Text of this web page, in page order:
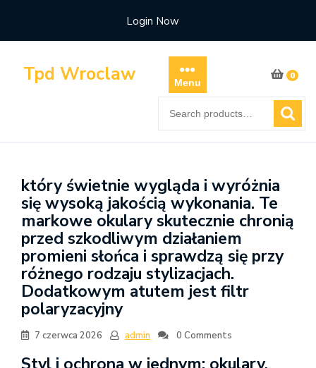
content
Login Now
Tpd Wroclaw Menu
0
for:
który świetnie wygląda i wyróżnia
się wysoką jakością wykonania. Te
markowe okulary skutecznie chronią
przed szkodliwym działaniem
promieni słońca i sprawdzą się przy
różnego rodzaju stylizacjach.
Dodatkowym atutem jest filtr
polaryzacyjny
7 czerwca 2026 admin 0 Comments